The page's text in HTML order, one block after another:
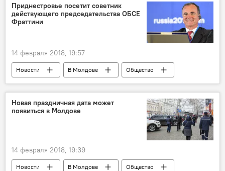
МВД
Союз ветеранов войны в Афганистане Республики Молдова
Приднестровье посетит советник
действующего председательства ОБСЕ
Фраттини
14 февраля 2018, 19:57
Новости В Молдове
Общество
Политика
Республика Молдова
Италия
Фраттини
визит
автотранспорт
Виталий Игнатьев
Новая праздничная дата может
появиться в Молдове
14 февраля 2018, 19:39
Новости В Молдове
Общество